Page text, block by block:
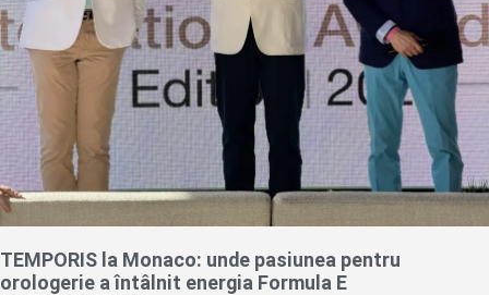
TEMPORIS la Monaco: unde pasiunea pentru
orologerie a întâlnit energia Formula E